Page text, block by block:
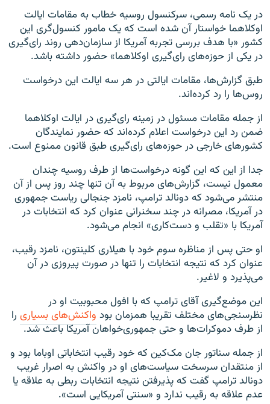
در یک نامه رسمی، سرکنسول روسیه خطاب به مقامات ایالت
اوکلاهما خواستار آن شده است که یک مامور کنسول‌گری این
کشور «با هدف بررسی تجربه آمریکا از سازمان‌دهی روند رای‌گیری
در یکی از حوزه‌های رای‌گیری اوکلاهما» حضور داشته باشد.
طبق گزارش‌ها، مقامات ایالتی در هر سه ایالت این درخواست
روس‌ها را رد کرده‌اند.
از جمله مقامات مسئول در زمینه رای‌گیری در ایالت اوکلاهما
ضمن رد این درخواست اعلام کرده‌اند که حضور نمایندگان
کشورهای خارجی در حوزه‌های رای‌گیری طبق قانون ممنوع است.
جدا از این که این گونه درخواست‌ها از طرف روسیه چندان
معمول نیست، گزارش‌های مربوط به آن تنها چند روز پس از آن
منتشر می‌شود که دونالد ترامپ، نامزد جنجالی ریاست جمهوری
در آمریکا، مصرانه در چند سخنرانی عنوان کرد که انتخابات در
آمریکا با «تقلب و دست‌کاری» انجام می‌شود.
او حتی پس از مناظره سوم خود با هیلاری کلینتون، نامزد رقیب،
عنوان کرد که نتیجه انتخابات را تنها در صورت پیروزی در آن
می‌پذیرد و لاغیر.
این موضع‌گیری آقای ترامپ که با افول محبوبیت او در
نظرسنجی‌های مختلف تقریبا همزمان بود واکنش‌های بسیاری را
از طرف دموکرات‌ها و حتی جمهوری‌خواهان آمریکا باعث شد.
از جمله سناتور جان مک‌کین که خود رقیب انتخاباتی اوباما بود و
از منتقدان سرسخت سیاست‌های او در واکنش به اصرار غریب
دونالد ترامپ گفت که پذیرفتن نتیجه انتخابات ربطی به علاقه یا
عدم علاقه به رقیب ندارد و «سنتی آمریکایی ا‌ست».